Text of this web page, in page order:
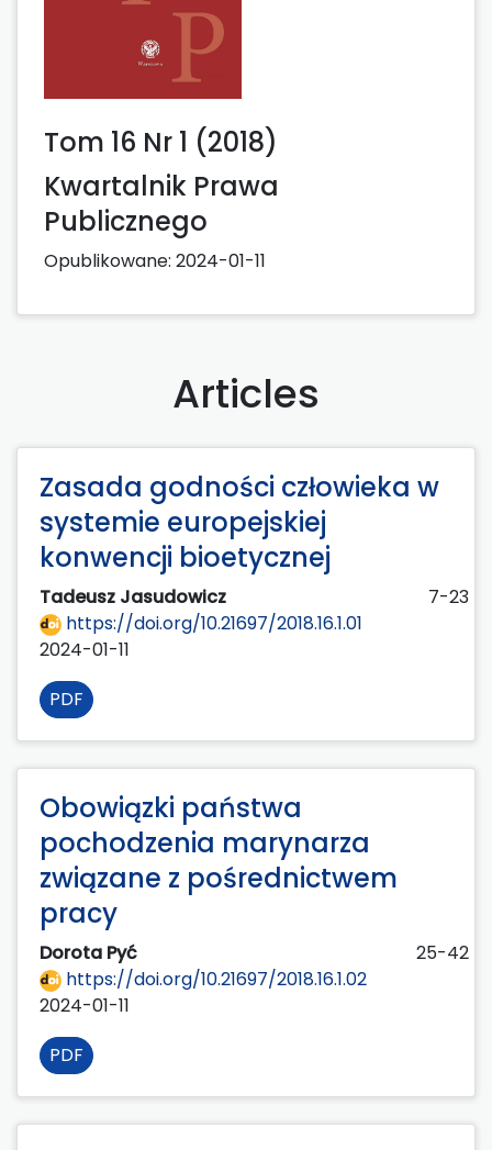
Tom 16 Nr 1 (2018)
Kwartalnik Prawa
Publicznego
Opublikowane: 2024-01-11
Articles
Zasada godności człowieka w
systemie europejskiej
konwencji bioetycznej
Tadeusz Jasudowicz
7-23
https://doi.org/10.21697/2018.16.1.01
2024-01-11
PDF
Obowiązki państwa
pochodzenia marynarza
związane z pośrednictwem
pracy
Dorota Pyć
25-42
https://doi.org/10.21697/2018.16.1.02
2024-01-11
PDF